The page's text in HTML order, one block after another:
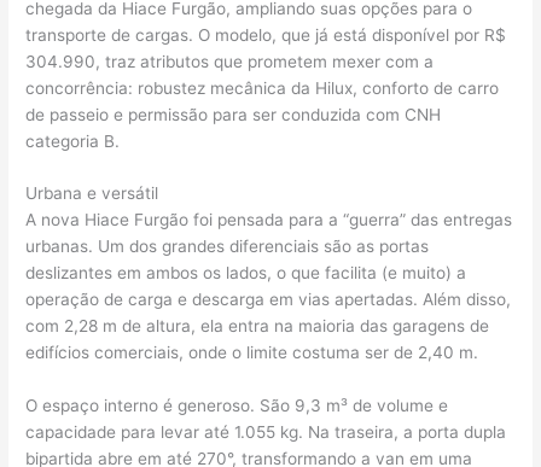
chegada da Hiace Furgão, ampliando suas opções para o
transporte de cargas. O modelo, que já está disponível por R$
304.990, traz atributos que prometem mexer com a
concorrência: robustez mecânica da Hilux, conforto de carro
de passeio e permissão para ser conduzida com CNH
categoria B.
Urbana e versátil
A nova Hiace Furgão foi pensada para a “guerra” das entregas
urbanas. Um dos grandes diferenciais são as portas
deslizantes em ambos os lados, o que facilita (e muito) a
operação de carga e descarga em vias apertadas. Além disso,
com 2,28 m de altura, ela entra na maioria das garagens de
edifícios comerciais, onde o limite costuma ser de 2,40 m.
O espaço interno é generoso. São 9,3 m³ de volume e
capacidade para levar até 1.055 kg. Na traseira, a porta dupla
bipartida abre em até 270°, transformando a van em uma